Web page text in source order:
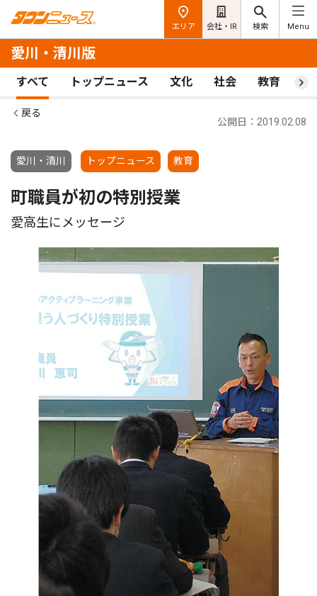
エリア 会社・IR 検索 Menu
愛川・清川版
すべて トップニュース 文化 社会 教育 ス
戻る
愛川・清川 トップニュース 教育
公開日：2019.02.08
町職員が初の特別授業
愛高生にメッセージ